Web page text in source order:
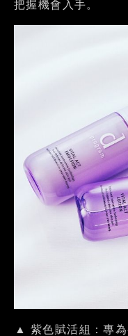
把握機會入手。
▲ 紫色賦活組：專